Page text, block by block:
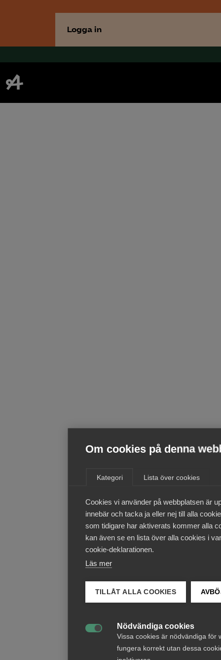
Om cookies på denna
Kategori Lista över cookies
Cookies vi använder på webbplatsen är
innebär och tacka ja eller nej till alla
som tidigare har aktiverats kommer alla
kan även se en lista över alla cookies i
cookie-deklarationen.
Läs mer
TILLÅT ALLA COOKIES
Nödvändiga cookies
Vissa cookies är nödvändiga för
fungera korrekt utan dessa
Logga in